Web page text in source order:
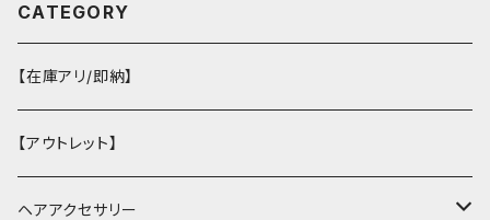
CATEGORY
【在庫アリ/即納】
【アウトレット】
ヘアアクセサリー